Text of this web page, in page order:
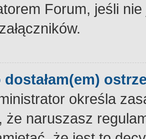
Forum, jeśli
dostałam(em)
określa
że naruszasz